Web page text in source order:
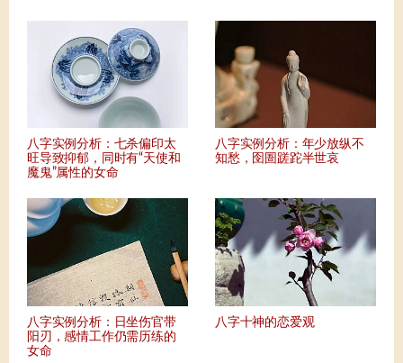
八字实例分析：七杀偏印太
旺导致抑郁，同时有“天使和
魔鬼”属性的女命
八字实例分析：年少放纵不
知愁，囹圄蹉跎半世哀
八字实例分析：日坐伤官带
阳刃，感情工作仍需历练的
女命
八字十神的恋爱观